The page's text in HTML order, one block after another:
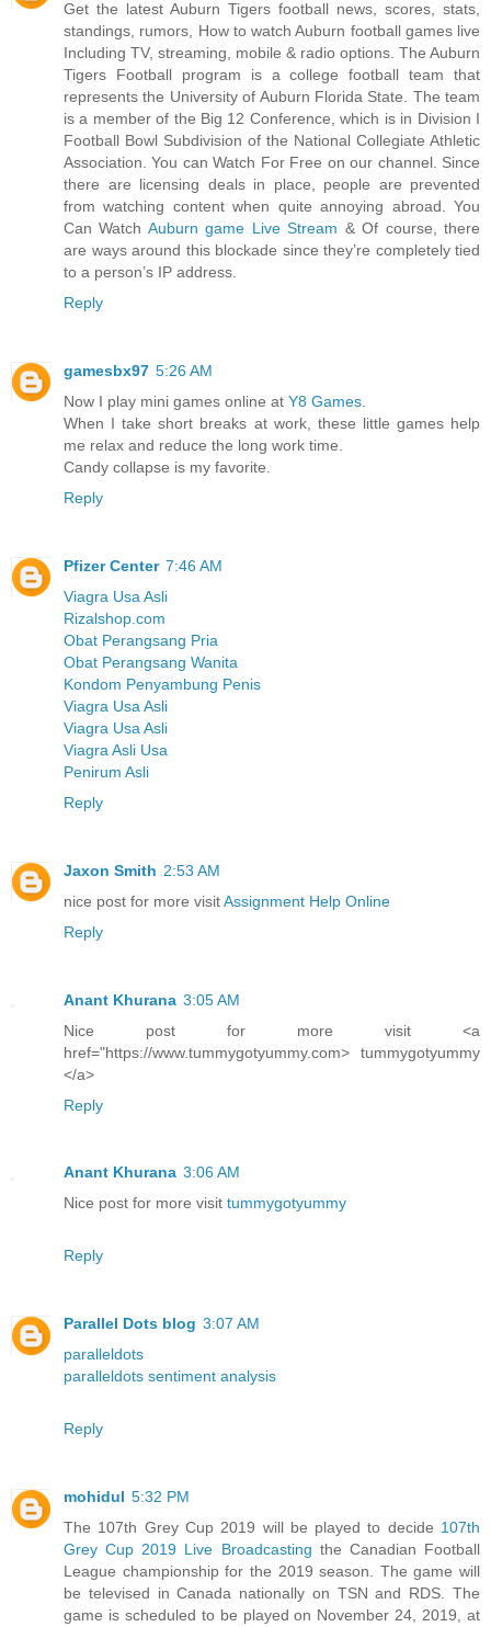
Get the latest Auburn Tigers football news, scores, stats,
standings, rumors, How to watch Auburn football games live
Including TV, streaming, mobile & radio options. The Auburn
Tigers Football program is a college football team that
represents the University of Auburn Florida State. The team
is a member of the Big 12 Conference, which is in Division I
Football Bowl Subdivision of the National Collegiate Athletic
Association. You can Watch For Free on our channel. Since
there are licensing deals in place, people are prevented
from watching content when quite annoying abroad. You
Can Watch Auburn game Live Stream & Of course, there
are ways around this blockade since they’re completely tied
to a person’s IP address.
Reply
gamesbx97 5:26 AM
Now I play mini games online at Y8 Games
When I take short breaks at work, these little games help
me relax and reduce the long work time.
Candy collapse is my favorite.
Reply
Pfizer Center 7:46 AM
Viagra Usa Asli
Rizalshop.com
Obat Perangsang Pria
Obat Perangsang Wanita
Kondom Penyambung Penis
Viagra Usa Asli
Viagra Usa Asli
Viagra Asli Usa
Penirum Asli
Reply
Jaxon Smith 2:53 AM
nice post for more visitAssignment Help Online
Reply
Anant Khurana 3:05 AM
Nice post for more visit <a
href="https://www.tummygotyummy.com> tummygotyummy
</a>
Reply
Anant Khurana 3:06 AM
Nice post for more visit tummygotyummy
Reply
Parallel Dots blog 3:07 AM
paralleldots
paralleldots sentiment analysis
Reply
mohidul 5:32 PM
The 107th Grey Cup 2019 will be played to decide 107th
Grey Cup 2019 Live Broadcasting the Canadian Football
League championship for the 2019 season. The game will
be televised in Canada nationally on TSN and RDS. The
game is scheduled to be played on November 24, 2019, at